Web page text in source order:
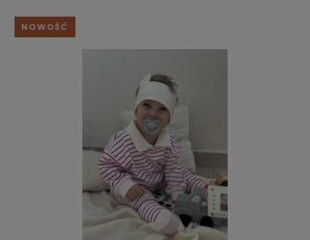
NOWOŚĆ